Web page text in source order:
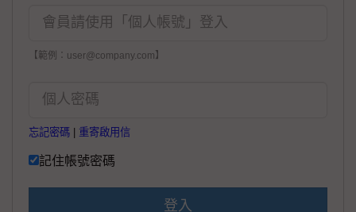
【範例：user@company.com】
忘記密碼 重寄啟用信
記住帳號密碼
登入